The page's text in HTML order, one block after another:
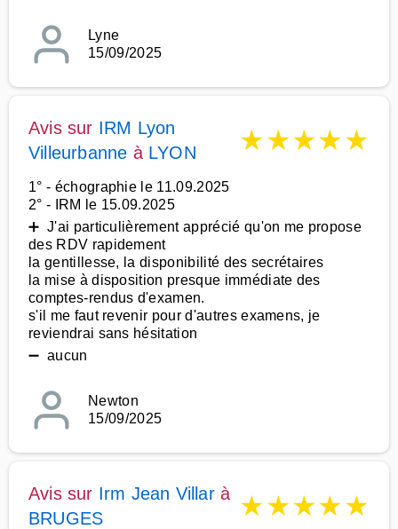
Lyne
15/09/2025
Avis sur IRM Lyon
Villeurbanne à LYON ★★★★★
1° - échographie le 11.09.2025
2° - IRM le 15.09.2025
➕ J'ai particulièrement apprécié qu'on me propose
des RDV rapidement
la gentillesse, la disponibilité des secrétaires
la mise à disposition presque immédiate des
comptes-rendus d'examen.
s'il me faut revenir pour d'autres examens, je
reviendrai sans hésitation
➖ aucun
Newton
15/09/2025
Avis sur Irm Jean Villarà
BRUGES
★★★★★